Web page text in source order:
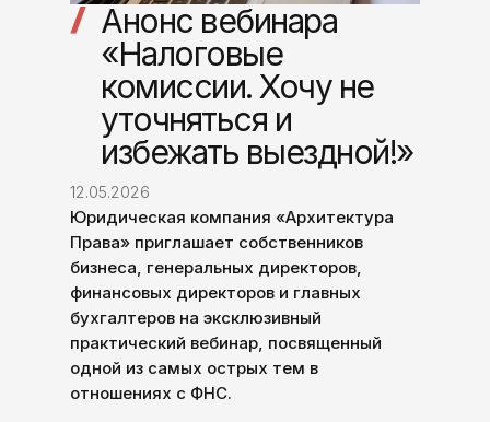
Анонс вебинара
«Налоговые
комиссии. Хочу не
уточняться и
избежать выездной!»
12.05.2026
Юридическая компания «Архитектура
Права» приглашает собственников
бизнеса, генеральных директоров,
финансовых директоров и главных
бухгалтеров на эксклюзивный
практический вебинар, посвященный
одной из самых острых тем в
отношениях с ФНС.